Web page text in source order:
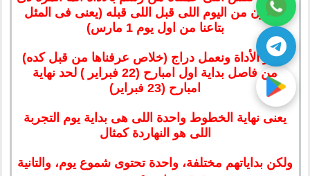
هايكون من اليوم اللى قبل اللى قبله (يعنى فى المثل
بتاعنا من اول يوم 1 مارس)
نختار الأداة ونعمل دراج (خلاص عرفناها من قبل كده)
من فاصل بداية اول امبارح (22 فبراير ) لحد نهاية
امبارح (23 فبراير)
يعنى نهاية الخطوط واحدة اللى هى بداية يوم التجربة
اللى هو النهاردة كمثال
ولكن بداياتهم مختلفة، واحدة تحتوى شموع يوم، والتانية